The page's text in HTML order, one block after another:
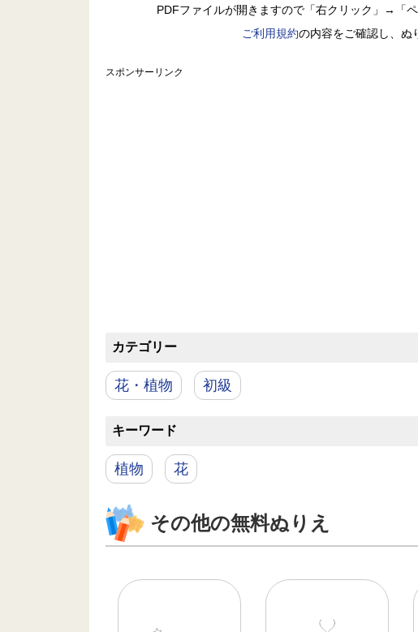
PDFファイルが開きますので「右クリック」→「
ご利用規約の内容をご確認し、ぬ
スポンサーリンク
カテゴリー
花・植物 初級
キーワード
植物 花
その他の無料ぬりえ